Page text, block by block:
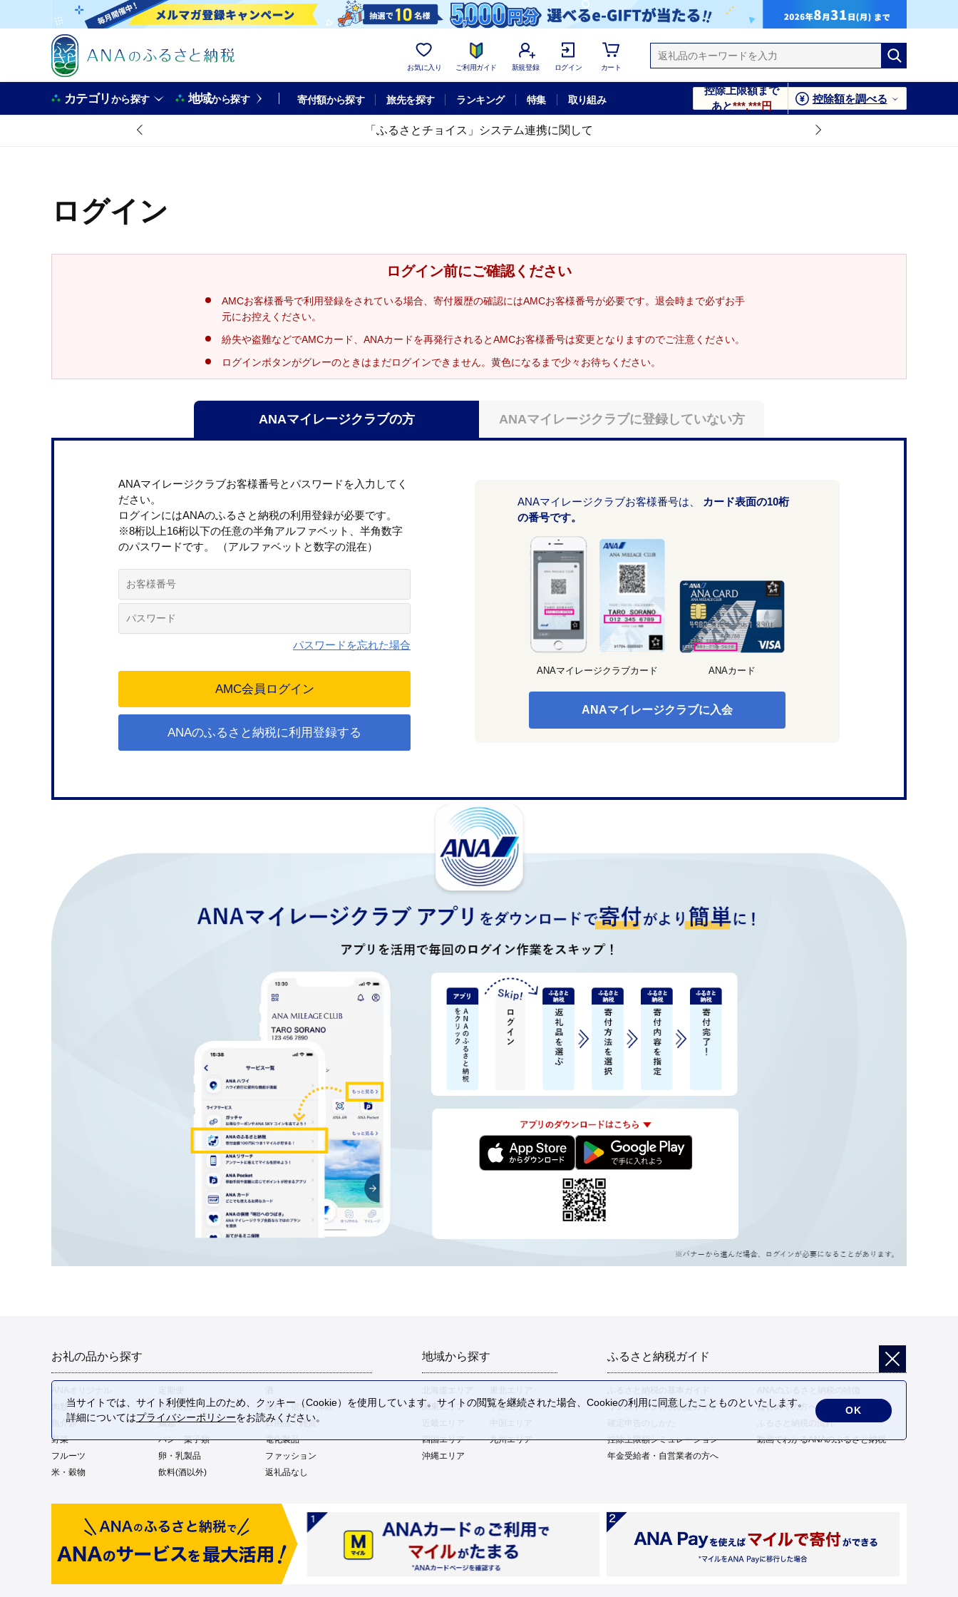
お気に入り ご利用ガイド 新規登録 ログイン カート
カテゴリから探す 地域から探す 寄付額から探す 旅先を探す ランキング 特集 取り組み
控除上限額まで
あと***,***円
控除額を調べる
「ふるさとチョイス」システム連携に関して
ログイン
ログイン前にご確認ください
AMCお客様番号で利用登録をされている場合、寄付履歴の確認にはAMCお客様番号が必要です。退会時まで必ずお手
元にお控えください。
紛失や盗難などでAMCカード、ANAカードを再発行されるとAMCお客様番号は変更となりますのでご注意ください。
ログインボタンがグレーのときはまだログインできません。黄色になるまで少々お待ちください。
ANAマイレージクラブの方 ANAマイレージクラブに登録していない方
ANAマイレージクラブお客様番号とパスワードを入力してく
ださい。
ログインにはANAのふるさと納税の利用登録が必要です。
※8桁以上16桁以下の任意の半角アルファベット、半角数字
のパスワードです。 （アルファベットと数字の混在）
パスワードを忘れた場合
ANAのふるさと納税に利用登録する
ANAマイレージクラブお客様番号は、
カード表面の10桁
の番号です。
ANAマイレージクラブカード ANAカード
ANAマイレージクラブに入会
お礼の品から探す
肉類
加工食品
旅行・宿泊・体験
魚介類
麺類
日用品・雑貨
野菜
パン・菓子類
電化製品
フルーツ
卵・乳製品
ファッション
米・穀物
飲料(酒以外) 返礼品なし
地域から探す
関東エリア
中部エリア
四国エリア
九州エリア
沖縄エリア
ふるさと納税ガイド
ふるさと納税の基本ガイド
ANAのふるさと納税の特徴
ワンストップ特例制度ガイド
はじめての方へ
ふるさと納税の流れ
控除上限額シミュレーション
動画でわかるANAのふるさと納税
年金受給者・自営業者の方へ
当サイトでは、サイト利便性向上のため、クッキー（Cookie）を使用しています。サイトの閲覧を継続された場合、Cookieの利用に同意したことものといたします。
詳細についてはプライバシーポリシーをお読みください。
OK